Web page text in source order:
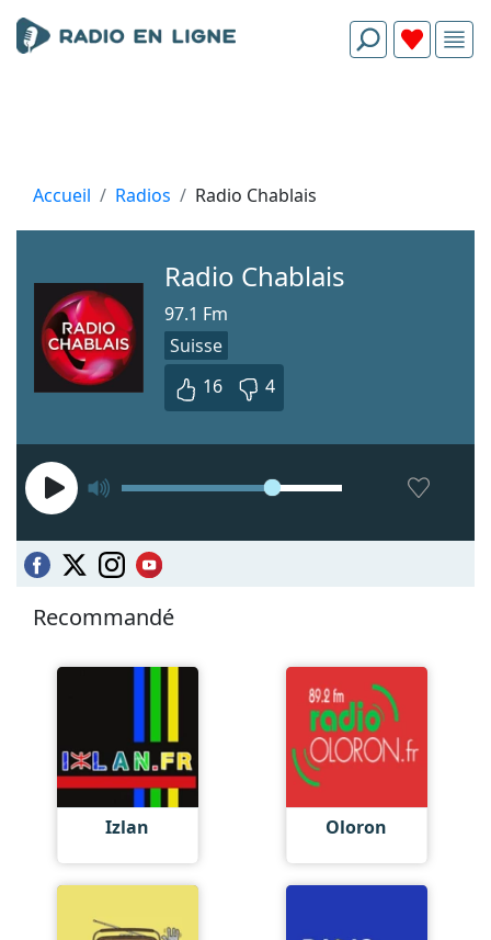
Accueil Radios Radio Chablais
Radio Chablais
97.1 Fm
Suisse
16
4
Recommandé
Izlan Oloron